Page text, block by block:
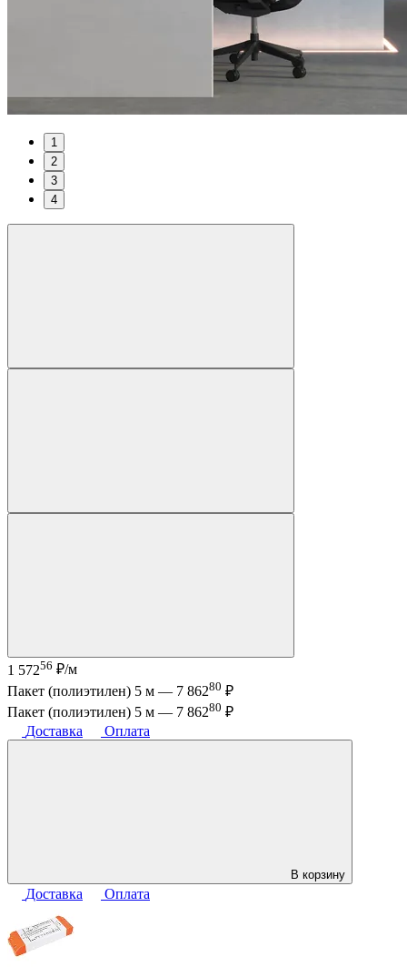
1
2
3
4
1 57256 ₽/м
Пакет (полиэтилен) 5 м — 7 86280 ₽
Пакет (полиэтилен) 5 м — 7 86280 ₽
Доставка
Оплата
В корзину
Доставка Оплата